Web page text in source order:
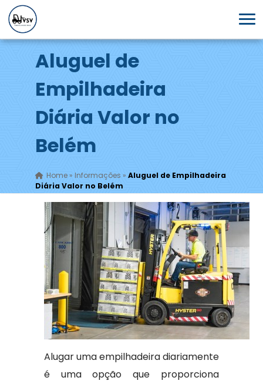
Aluguel de
Empilhadeira
Diária Valor no
Belém
Home» Informações » Aluguel de Empilhadeira
Diária Valor no Belém
Alugar uma empilhadeira diariamente
é uma opção que proporciona